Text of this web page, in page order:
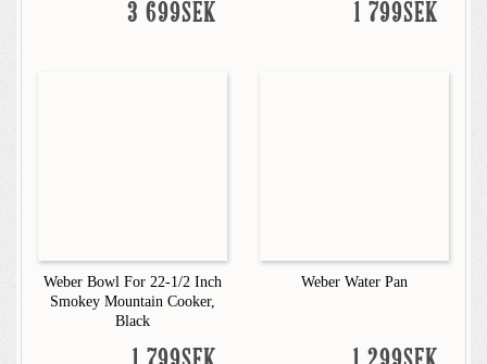
3 699SEK 1 799SEK
Weber Bowl For 22-1/2 Inch
Smokey Mountain Cooker,
Black
Weber Water Pan